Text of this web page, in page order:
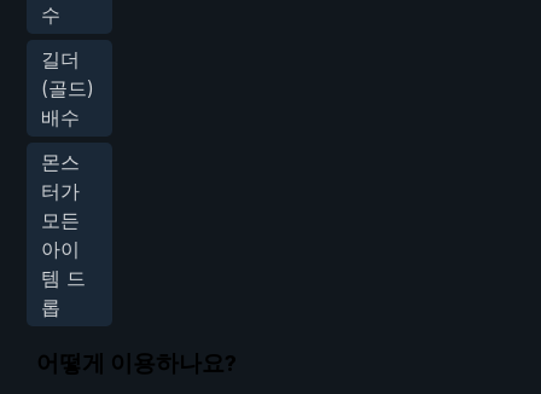
수
길더
(골드)
배수
몬스
터가
모든
아이
템 드
롭
어떻게 이용하나요?